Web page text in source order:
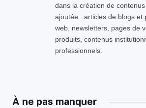
dans la création de
ajoutée : articles de blogs et
web, newsletters, pages de
produits, contenus
professionnels.
À ne pas manquer